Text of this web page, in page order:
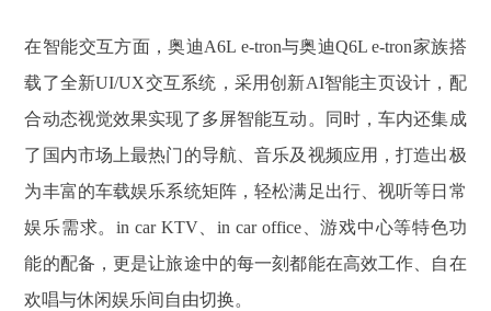
在智能交互方面，奥迪A6L e-tron与奥迪Q6L e-tron家族搭
载了全新UI/UX交互系统，采用创新AI智能主页设计，配
合动态视觉效果实现了多屏智能互动。同时，车内还集成
了国内市场上最热门的导航、音乐及视频应用，打造出极
为丰富的车载娱乐系统矩阵，轻松满足出行、视听等日常
娱乐需求。in car KTV、in car office、游戏中心等特色功
能的配备，更是让旅途中的每一刻都能在高效工作、自在
欢唱与休闲娱乐间自由切换。